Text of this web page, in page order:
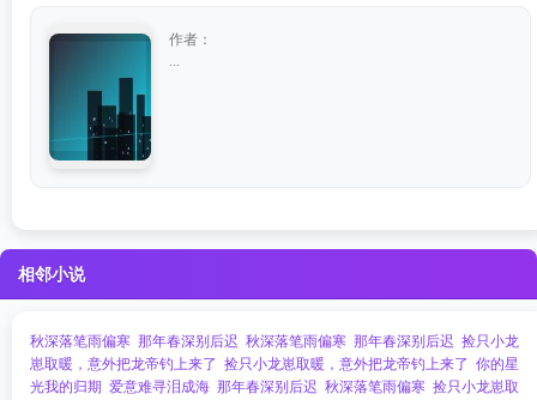
作者：
相邻小说
秋深落笔雨偏寒 那年春深别后迟 秋深落笔雨偏寒 那年春深别后迟 捡只小龙
崽取暖，意外把龙帝钓上来了 捡只小龙崽取暖，意外把龙帝钓上来了 你的星
光我的归期 爱意难寻泪成海 那年春深别后迟 秋深落笔雨偏寒 捡只小龙崽取